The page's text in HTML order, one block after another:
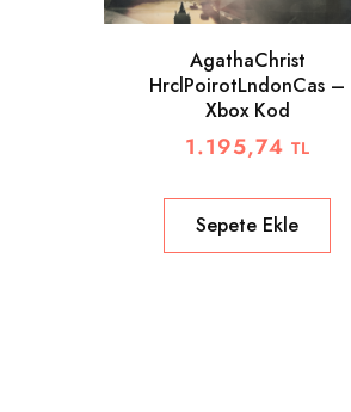
AgathaChrist
HrclPoirotLndonCas –
Xbox Kod
1.195,74 TL
Sepete Ekle